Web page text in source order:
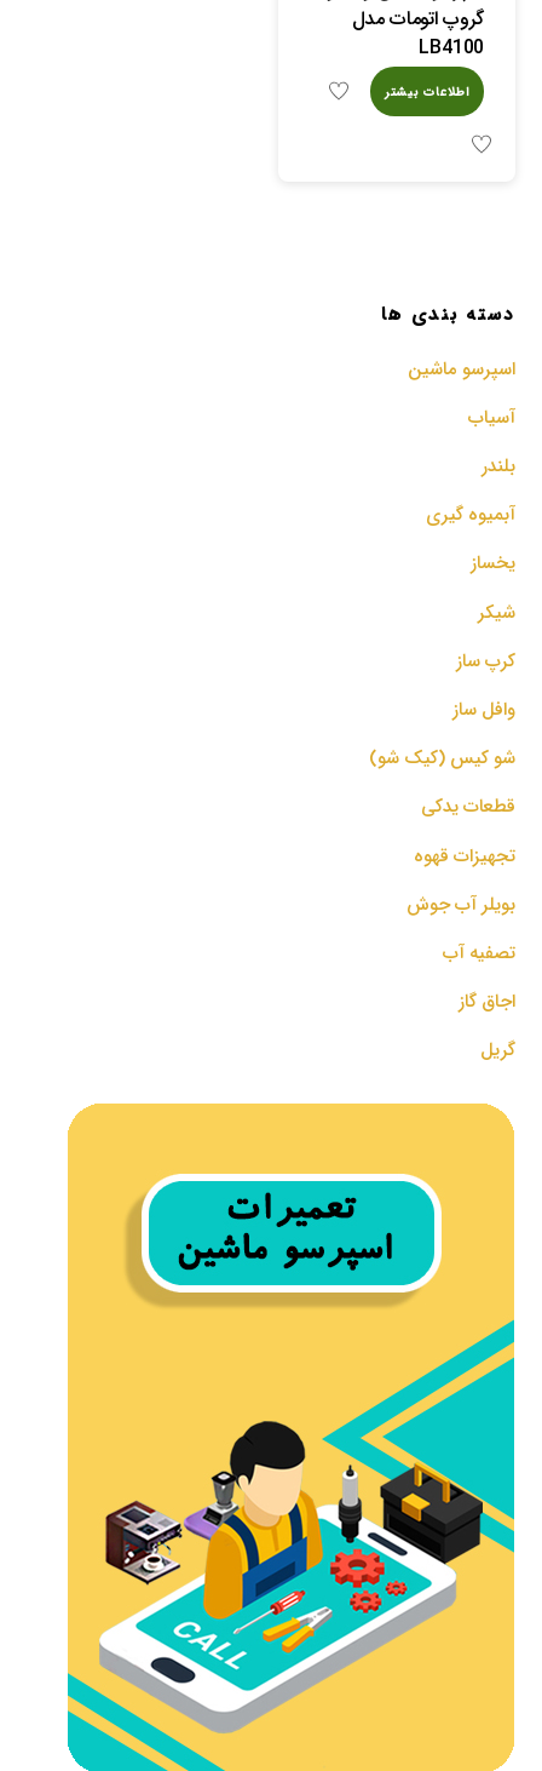
گروپ اتومات مدل
LB4100
اطلاعات بیشتر
دسته بندی ها
اسپرسو‌ ماشین
آسیاب
بلندر
آبمیوه گیری
یخساز
شیکر
کرپ ساز
وافل ساز
شو کیس (کیک شو)
قطعات یدکی
تجهیزات قهوه
بویلر آب جوش
تصفیه آب
اجاق گاز
گریل